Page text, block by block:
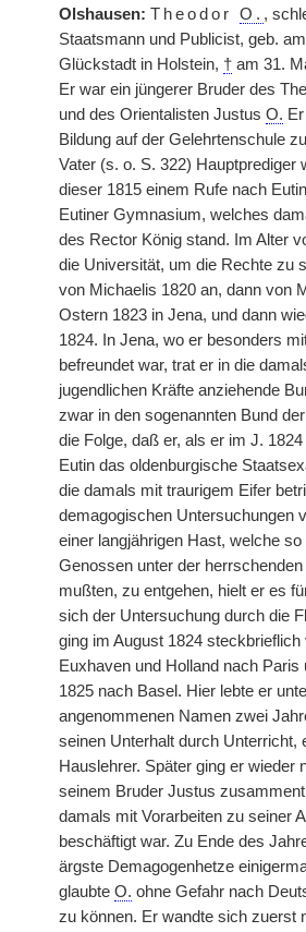
Olshausen: Theodor O. ,
Staatsmann und Publicist, geb.
Glückstadt in Holstein, † am 31.
Er war ein jüngerer Bruder des
und des Orientalisten Justus O.
Bildung auf der Gelehrtenschule
Vater (s. o. S. 322) Hauptprediger
dieser 1815 einem Rufe nach
Eutiner Gymnasium, welches
des Rector König stand. Im Alter
die Universität, um die Rechte zu
von Michaelis 1820 an, dann von
Ostern 1823 in Jena, und dann
1824. In Jena, wo er besonders
befreundet war, trat er in die
jugendlichen Kräfte anziehende
zwar in den sogenannten Bund
die Folge, daß er, als er im J.
Eutin das oldenburgische
die damals mit traurigem Eifer
demagogischen Untersuchungen
einer langjährigen Hast, welche
Genossen unter der
mußten, zu entgehen, hielt er es
sich der Untersuchung durch die
ging im August 1824 steckbrieflich
Euxhaven und Holland nach
1825 nach Basel. Hier lebte er
angenommenen Namen zwei
seinen Unterhalt durch Unterricht,
Hauslehrer. Später ging er wieder
seinem Bruder Justus
damals mit Vorarbeiten zu seiner
beschäftigt war. Zu Ende des
ärgste Demagogenhetze
glaubte O. ohne Gefahr nach
zu können. Er wandte sich zuerst